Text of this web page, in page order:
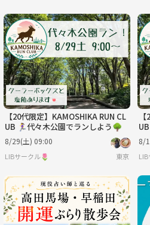
【20代限定】KAMOSHIKA RUN CL
UB 🏃‍♀️代々木公園でランしよう🌳
8/29(土) 09:00
LIBサークル🌷 東京
8/